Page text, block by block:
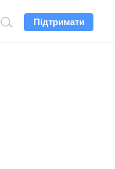
Підтримати
Пошук